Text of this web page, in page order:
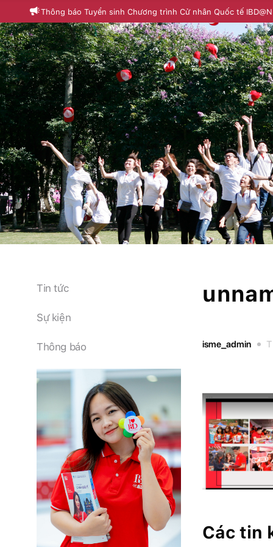
Thông báo Tuyển sinh Chương trình Cử nhân Quốc tế
Tin tức
Sự kiện
Thông báo isme_admin
Các tin